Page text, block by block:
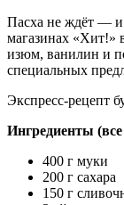
Пасха не ждёт —
магазинах «Хит!»
изюм, ванилин и
специальных
Экспресс-рецепт
Ингредиенты
400 г муки
200 г сахара
150 г